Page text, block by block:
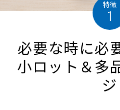
特徴
1
必要な時に必
小ロット＆多
ジ